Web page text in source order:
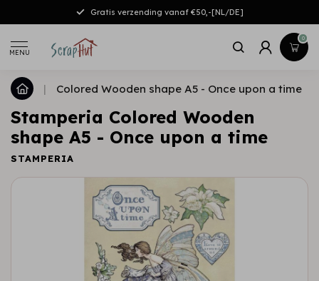
Gratis verzending vanaf €50,-[NL/DE]
MENU
0
| Colored Wooden shape A5 - Once upon a time
Stamperia Colored Wooden
shape A5 - Once upon a time
STAMPERIA